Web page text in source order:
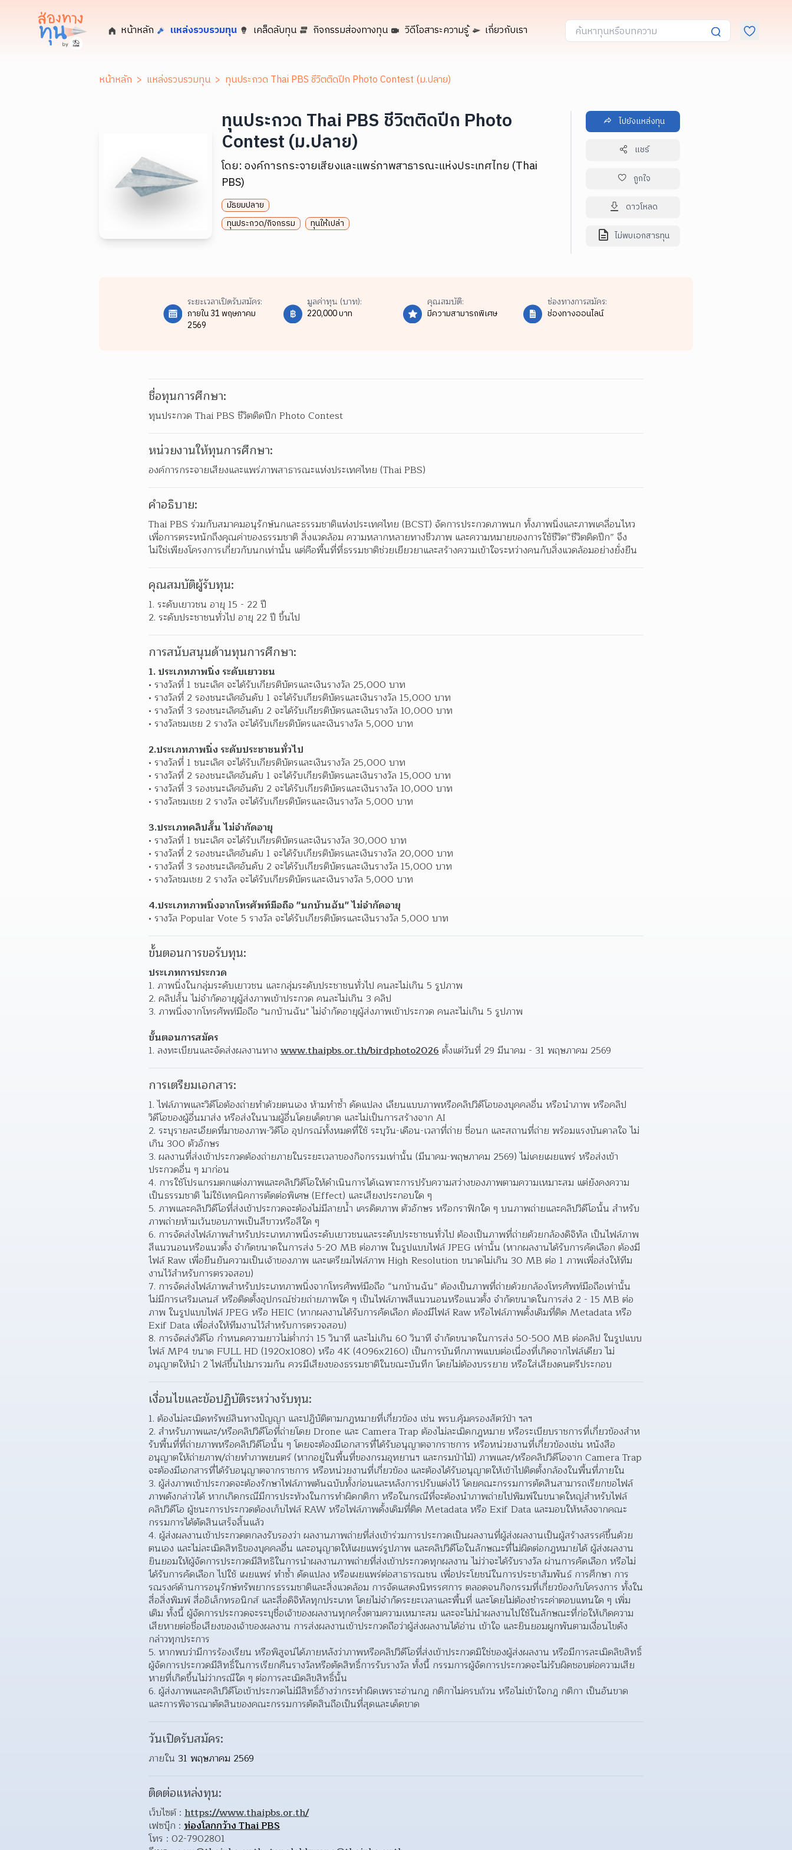
หน้าหลัก แหล่งรวบรวมทุน เคล็ดลับทุน กิจกรรมส่องทางทุน วิดีโอสาระความรู้ เกี่ยวกับเรา
หน้าหลัก > แหล่งรวบรวมทุน > ทุนประกวด Thai PBS ชีวิตติดปีก Photo Contest (ม.ปลาย)
ทุนประกวด Thai PBS ชีวิตติดปีก Photo
Contest (ม.ปลาย)
โดย: องค์การกระจายเสียงและแพร่ภาพสาธารณะแห่งประเทศไทย (Thai
PBS)
มัธยมปลาย
ทุนประกวด/กิจกรรม
ทุนให้เปล่า
ไปยังแหล่งทุน
แชร์
ถูกใจ
ดาวโหลด
ไม่พบเอกสารทุน
ระยะเวลาเปิดรับสมัคร:
ภายใน 31 พฤษภาคม
2569
มูลค่าทุน (บาท):
220,000 บาท
คุณสมบัติ:
มีความสามารถพิเศษ
ช่องทางการสมัคร:
ช่องทางออนไลน์
ชื่อทุนการศึกษา:
ทุนประกวด Thai PBS ชีวิตติดปีก Photo Contest
หน่วยงานให้ทุนการศึกษา:
องค์การกระจายเสียงและแพร่ภาพสาธารณะแห่งประเทศไทย (Thai PBS)
คำอธิบาย:
Thai PBS ร่วมกับสมาคมอนุรักษ์นกและธรรมชาติแห่งประเทศไทย (BCST) จัดการประกวดภาพนก ทั้งภาพนิ่งและภาพเคลื่อนไหว
เพื่อการตระหนักถึงคุณค่าของธรรมชาติ สิ่งแวดล้อม ความหลากหลายทางชีวภาพ และความหมายของการใช้ชีวิต“ชีวิตติดปีก” จึง
ไม่ใช่เพียงโครงการเกี่ยวกับนกเท่านั้น แต่คือพื้นที่ที่ธรรมชาติช่วยเยียวยาและสร้างความเข้าใจระหว่างคนกับสิ่งแวดล้อมอย่างยั่งยืน
คุณสมบัติผู้รับทุน:
1. ระดับเยาวชน อายุ 15 - 22 ปี
2. ระดับประชาชนทั่วไป อายุ 22 ปี ขึ้นไป
การสนับสนุนด้านทุนการศึกษา:
1. ประเภทภาพนิ่ง ระดับเยาวชน
รางวัลที่ 1 ชนะเลิศ จะได้รับเกียรติบัตรและเงินรางวัล 25,000 บาท
รางวัลที่ 2 รองชนะเลิศอันดับ 1 จะได้รับเกียรติบัตรและเงินรางวัล 15,000 บาท
รางวัลที่ 3 รองชนะเลิศอันดับ 2 จะได้รับเกียรติบัตรและเงินรางวัล 10,000 บาท
รางวัลชมเชย 2 รางวัล จะได้รับเกียรติบัตรและเงินรางวัล 5,000 บาท
2.ประเภทภาพนิ่ง ระดับประชาชนทั่วไป
รางวัลที่ 1 ชนะเลิศ จะได้รับเกียรติบัตรและเงินรางวัล 25,000 บาท
รางวัลที่ 2 รองชนะเลิศอันดับ 1 จะได้รับเกียรติบัตรและเงินรางวัล 15,000 บาท
รางวัลที่ 3 รองชนะเลิศอันดับ 2 จะได้รับเกียรติบัตรและเงินรางวัล 10,000 บาท
รางวัลชมเชย 2 รางวัล จะได้รับเกียรติบัตรและเงินรางวัล 5,000 บาท
3.ประเภทคลิปสั้น ไม่จำกัดอายุ
รางวัลที่ 1 ชนะเลิศ จะได้รับเกียรติบัตรและเงินรางวัล 30,000 บาท
รางวัลที่ 2 รองชนะเลิศอันดับ 1 จะได้รับเกียรติบัตรและเงินรางวัล 20,000 บาท
รางวัลที่ 3 รองชนะเลิศอันดับ 2 จะได้รับเกียรติบัตรและเงินรางวัล 15,000 บาท
รางวัลชมเชย 2 รางวัล จะได้รับเกียรติบัตรและเงินรางวัล 5,000 บาท
4.ประเภทภาพนิ่งจากโทรศัพท์มือถือ "นกบ้านฉัน" ไม่จำกัดอายุ
รางวัล Popular Vote 5 รางวัล จะได้รับเกียรติบัตรและเงินรางวัล 5,000 บาท
ขั้นตอนการขอรับทุน:
ประเภทการประกวด
ภาพนิ่งในกลุ่มระดับเยาวชน และกลุ่มระดับประชาชนทั่วไป คนละไม่เกิน 5 รูปภาพ
คลิปสั้น ไม่จำกัดอายุผู้ส่งภาพเข้าประกวด คนละไม่เกิน 3 คลิป
ภาพนิ่งจากโทรศัพท์มือถือ "นกบ้านฉัน" ไม่จำกัดอายุผู้ส่งภาพเข้าประกวด คนละไม่เกิน 5 รูปภาพ
ขั้นตอนการสมัคร
ลงทะเบียนและจัดส่งผลงานทาง www.thaipbs.or.th/birdphoto2026 ตั้งแต่วันที่ 29 มีนาคม - 31 พฤษภาคม 2569
การเตรียมเอกสาร:
ไฟล์ภาพและวิดีโอต้องถ่ายทำด้วยตนเอง ห้ามทําซ้ำ ดัดแปลง เลียนแบบภาพหรือคลิปวิดีโอของบุคคลอื่น หรือนําภาพ หรือคลิป
วิดีโอของผู้อื่นมาส่ง หรือส่งในนามผู้อื่นโดยเด็ดขาด และไม่เป็นการสร้างจาก AI
ระบุรายละเอียดที่มาของภาพ-วิดีโอ อุปกรณ์ทั้งหมดที่ใช้ ระบุวัน-เดือน-เวลาที่ถ่าย ชื่อนก และสถานที่ถ่าย พร้อมแรงบันดาลใจ ไม่
เกิน 300 ตัวอักษร
ผลงานที่ส่งเข้าประกวดต้องถ่ายภายในระยะเวลาของกิจกรรมเท่านั้น (มีนาคม-พฤษภาคม 2569) ไม่เคยเผยแพร่ หรือส่งเข้า
ประกวดอื่น ๆ มาก่อน
การใช้โปรแกรมตกแต่งภาพและคลิปวิดีโอให้ดําเนินการได้เฉพาะการปรับความสว่างของภาพตามความเหมาะสม แต่ยังคงความ
เป็นธรรมชาติ ไม่ใช้เทคนิคการตัดต่อพิเศษ (Effect) และเสียงประกอบใด ๆ
ภาพและคลิปวิดีโอที่ส่งเข้าประกวดจะต้องไม่มีลายน้ำ เครดิตภาพ ตัวอักษร หรือกราฟิกใด ๆ บนภาพถ่ายและคลิปวิดีโอนั้น สําหรับ
ภาพถ่ายห้ามเว้นขอบภาพเป็นสีขาวหรือสีใด ๆ
การจัดส่งไฟล์ภาพสำหรับประเภทภาพนิ่งระดับเยาวชนและระดับประชาชนทั่วไป ต้องเป็นภาพที่ถ่ายด้วยกล้องดิจิทัล เป็นไฟล์ภาพ
สีแนวนอนหรือแนวตั้ง จำกัดขนาดในการส่ง 5-20 MB ต่อภาพ ในรูปแบบไฟล์ JPEG เท่านั้น (หากผลงานได้รับการคัดเลือก ต้องมี
ไฟล์ Raw เพื่อยืนยันความเป็นเจ้าของภาพ และเตรียมไฟล์ภาพ High Resolution ขนาดไม่เกิน 30 MB ต่อ 1 ภาพเพื่อส่งให้ทีม
งานไว้สำหรับการตรวจสอบ)
การจัดส่งไฟล์ภาพสำหรับประเภทภาพนิ่งจากโทรศัพท์มือถือ “นกบ้านฉัน” ต้องเป็นภาพที่ถ่ายด้วยกล้องโทรศัพท์มือถือเท่านั้น
ไม่มีการเสริมเลนส์ หรือติดตั้งอุปกรณ์ช่วยถ่ายภาพใด ๆ เป็นไฟล์ภาพสีแนวนอนหรือแนวตั้ง จำกัดขนาดในการส่ง 2 - 15 MB ต่อ
ภาพ ในรูปแบบไฟล์ JPEG หรือ HEIC (หากผลงานได้รับการคัดเลือก ต้องมีไฟล์ Raw หรือไฟล์ภาพดั้งเดิมที่ติด Metadata หรือ
Exif Data เพื่อส่งให้ทีมงานไว้สำหรับการตรวจสอบ)
การจัดส่งวิดีโอ กำหนดความยาวไม่ต่ำกว่า 15 วินาที และไม่เกิน 60 วินาที จำกัดขนาดในการส่ง 50-500 MB ต่อคลิป ในรูปแบบ
ไฟล์ MP4 ขนาด FULL HD (1920x1080) หรือ 4K (4096x2160) เป็นการบันทึกภาพแบบต่อเนื่องที่เกิดจากไฟล์เดียว ไม่
อนุญาตให้นำ 2 ไฟล์ขึ้นไปมารวมกัน ควรมีเสียงของธรรมชาติในขณะบันทึก โดยไม่ต้องบรรยาย หรือใส่เสียงดนตรีประกอบ
เงื่อนไขและข้อปฏิบัติระหว่างรับทุน:
ต้องไม่ละเมิดทรัพย์สินทางปัญญา และปฏิบัติตามกฎหมายที่เกี่ยวข้อง เช่น พรบ.คุ้มครองสัตว์ป่า ฯลฯ
สําหรับภาพและ/หรือคลิปวิดีโอที่ถ่ายโดย Drone และ Camera Trap ต้องไม่ละเมิดกฎหมาย หรือระเบียบราชการที่เกี่ยวข้องสําห
รับพื้นที่ที่ถ่ายภาพหรือคลิปวิดีโอนั้น ๆ โดยจะต้องมีเอกสารที่ได้รับอนุญาตจากราชการ หรือหน่วยงานที่เกี่ยวข้องเช่น หนังสือ
อนุญาตให้ถ่ายภาพ/ถ่ายทําภาพยนตร์ (หากอยู่ในพื้นที่ของกรมอุทยานฯ และกรมป่าไม้) ภาพและ/หรือคลิปวิดีโอจาก Camera Trap
จะต้องมีเอกสารที่ได้รับอนุญาตจากราชการ หรือหน่วยงานที่เกี่ยวข้อง และต้องได้รับอนุญาตให้เข้าไปติดตั้งกล้องในพื้นที่ภายใน
ผู้ส่งภาพเข้าประกวดจะต้องรักษาไฟล์ภาพต้นฉบับทั้งก่อนและหลังการปรับแต่งไว้ โดยคณะกรรมการตัดสินสามารถเรียกขอไฟล์
ภาพดังกล่าวได้ หากเกิดกรณีมีการประท้วงในการทําผิดกติกา หรือในกรณีที่จะต้องนําภาพถ่ายไปพิมพ์ในขนาดใหญ่สําหรับไฟล์
คลิปวิดีโอ ผู้ชนะการประกวดต้องเก็บไฟล์ RAW หรือไฟล์ภาพดั้งเดิมที่ติด Metadata หรือ Exif Data และมอบให้หลังจากคณะ
กรรมการได้ตัดสินเสร็จสิ้นแล้ว
ผู้ส่งผลงานเข้าประกวดตกลงรับรองว่า ผลงานภาพถ่ายที่ส่งเข้าร่วมการประกวดเป็นผลงานที่ผู้ส่งผลงานเป็นผู้สร้างสรรค์ขึ้นด้วย
ตนเอง และไม่ละเมิดสิทธิของบุคคลอื่น และอนุญาตให้เผยแพร่รูปภาพ และคลิปวิดีโอในลักษณะที่ไม่ผิดต่อกฎหมายได้ ผู้ส่งผลงาน
ยินยอมให้ผู้จัดการประกวดมีสิทธิในการนำผลงานภาพถ่ายที่ส่งเข้าประกวดทุกผลงาน ไม่ว่าจะได้รับรางวัล ผ่านการคัดเลือก หรือไม่
ได้รับการคัดเลือก ไปใช้ เผยแพร่ ทำซ้ำ ดัดแปลง หรือเผยแพร่ต่อสาธารณชน เพื่อประโยชน์ในการประชาสัมพันธ์ การศึกษา การ
รณรงค์ด้านการอนุรักษ์ทรัพยากรธรรมชาติและสิ่งแวดล้อม การจัดแสดงนิทรรศการ ตลอดจนกิจกรรมที่เกี่ยวข้องกับโครงการ ทั้งใน
สื่อสิ่งพิมพ์ สื่ออิเล็กทรอนิกส์ และสื่อดิจิทัลทุกประเภท โดยไม่จำกัดระยะเวลาและพื้นที่ และโดยไม่ต้องชำระค่าตอบแทนใด ๆ เพิ่ม
เติม ทั้งนี้ ผู้จัดการประกวดจะระบุชื่อเจ้าของผลงานทุกครั้งตามความเหมาะสม และจะไม่นำผลงานไปใช้ในลักษณะที่ก่อให้เกิดความ
เสียหายต่อชื่อเสียงของเจ้าของผลงาน การส่งผลงานเข้าประกวดถือว่าผู้ส่งผลงานได้อ่าน เข้าใจ และยินยอมผูกพันตามเงื่อนไขดัง
กล่าวทุกประการ
หากพบว่ามีการร้องเรียน หรือพิสูจน์ได้ภายหลังว่าภาพหรือคลิปวิดีโอที่ส่งเข้าประกวดมิใช่ของผู้ส่งผลงาน หรือมีการละเมิดลิขสิทธิ์
ผู้จัดการประกวดมีสิทธิ์ในการเรียกคืนรางวัลหรือตัดสิทธิ์การรับรางวัล ทั้งนี้ กรรมการผู้จัดการประกวดจะไม่รับผิดชอบต่อความเสีย
หายที่เกิดขึ้นไม่ว่ากรณีใด ๆ ต่อการละเมิดลิขสิทธิ์นั้น
ผู้ส่งภาพและคลิปวิดีโอเข้าประกวดไม่มีสิทธิ์อ้างว่ากระทําผิดเพราะอ่านกฎ กติกาไม่ครบถ้วน หรือไม่เข้าใจกฎ กติกา เป็นอันขาด
และการพิจารณาตัดสินของคณะกรรมการตัดสินถือเป็นที่สุดและเด็ดขาด
วันเปิดรับสมัคร:
ภายใน 31 พฤษภาคม 2569
ติดต่อแหล่งทุน:
เว็บไซต์ : https://www.thaipbs.or.th/
เฟซบุ๊ก : ท่องโลกกว้าง Thai PBS
โทร : 02-7902801